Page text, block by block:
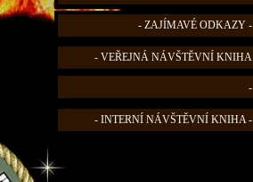
- ZAJÍMAVÉ ODKAZY -
- VEŘEJNÁ NÁVŠTĚVNÍ KNIHA
-
- INTERNÍ NÁVŠTĚVNÍ KNIHA -